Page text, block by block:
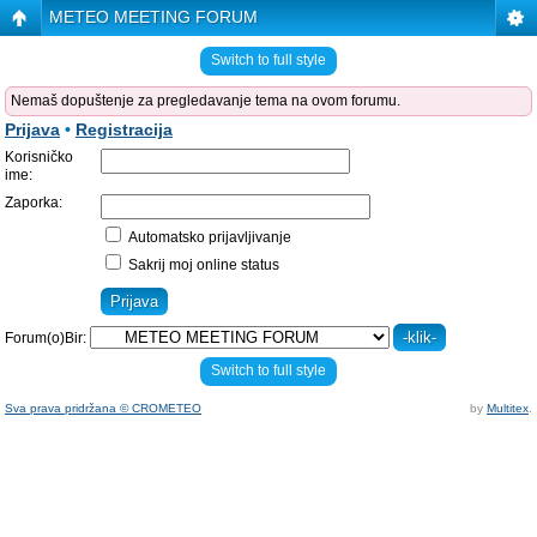
METEO MEETING FORUM
Switch to full style
Nemaš dopuštenje za pregledavanje tema na ovom forumu.
Prijava • Registracija
Korisničko
ime:
Zaporka:
Automatsko prijavljivanje
Sakrij moj online status
Forum(o)Bir:
Switch to full style
Sva prava pridržana © CROMETEO by Multitex